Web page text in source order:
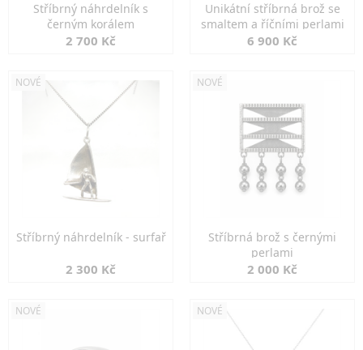
Stříbrný náhrdelník s
černým korálem
2 700 Kč
Unikátní stříbrná brož se
smaltem a říčními perlami
6 900 Kč
NOVÉ
Stříbrný náhrdelník - surfař
2 300 Kč
NOVÉ
Stříbrná brož s černými
perlami
2 000 Kč
NOVÉ NOVÉ